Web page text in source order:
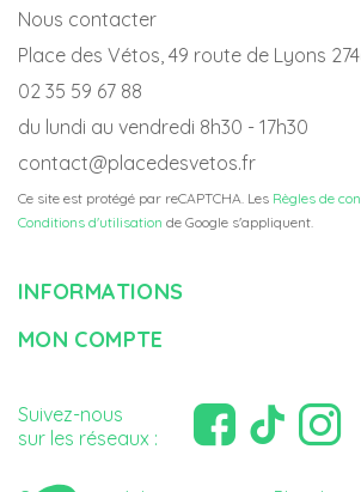
Nous contacter
Place des Vétos, 49 route de Lyons
02 35 59 67 88
du lundi au vendredi 8h30 - 17h30
contact@placedesvetos.fr
Ce site est protégé par reCAPTCHA. Les Règles de
Conditions d'utilisation de Google s'appliquent.
INFORMATIONS
MON COMPTE
Suivez-nous
sur les réseaux :